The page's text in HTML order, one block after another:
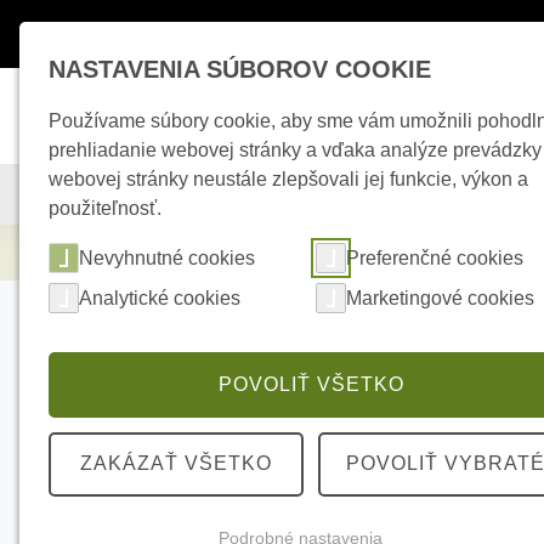
KAMEROVÉ SYSTÉMY ZABEZPEČOVACIE SYSTÉMY
Elektrické kúrenie SATEL MSP-300 R
NASTAVENIA SÚBOROV COOKIE
Používame súbory cookie, aby sme vám umožnili
prehliadanie webovej stránky a vďaka analýze prevádzky
webovej stránky neustále zlepšovali jej funkcie, výkon a
použiteľnosť.
Nevyhnutné cookies
Preferenčné cookies
Analytické cookies
Marketingové cookies
POVOLIŤ VŠETKO
ZAKÁZAŤ VŠETKO POVOLIŤ VYBRATÉ
Podrobné nastavenia